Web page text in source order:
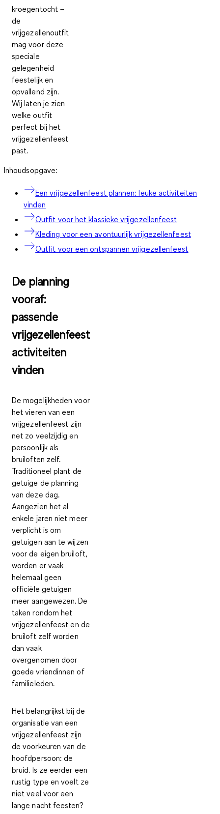
kroegentocht –
de
vrijgezellenoutfit
mag voor deze
speciale
gelegenheid
feestelijk en
opvallend zijn.
Wij laten je zien
welke outfit
perfect bij het
vrijgezellenfeest
past.
Inhoudsopgave:
Een vrijgezellenfeest plannen: leuke activiteiten
vinden
Outfit voor het klassieke vrijgezellenfeest
Kleding voor een avontuurlijk vrijgezellenfeest
Outfit voor een ontspannen vrijgezellenfeest
De planning
vooraf:
passende
vrijgezellenfeest
activiteiten
vinden
De mogelijkheden voor
het vieren van een
vrijgezellenfeest zijn
net zo veelzijdig en
persoonlijk als
bruiloften zelf.
Traditioneel plant de
getuige de planning
van deze dag.
Aangezien het al
enkele jaren niet meer
verplicht is om
getuigen aan te wijzen
voor de eigen bruiloft,
worden er vaak
helemaal geen
officiële getuigen
meer aangewezen. De
taken rondom het
vrijgezellenfeest en de
bruiloft zelf worden
dan vaak
overgenomen door
goede vriendinnen of
familieleden.
Het belangrijkst bij de
organisatie van een
vrijgezellenfeest zijn
de voorkeuren van de
hoofdpersoon: de
bruid. Is ze eerder een
rustig type en voelt ze
niet veel voor een
lange nacht feesten?